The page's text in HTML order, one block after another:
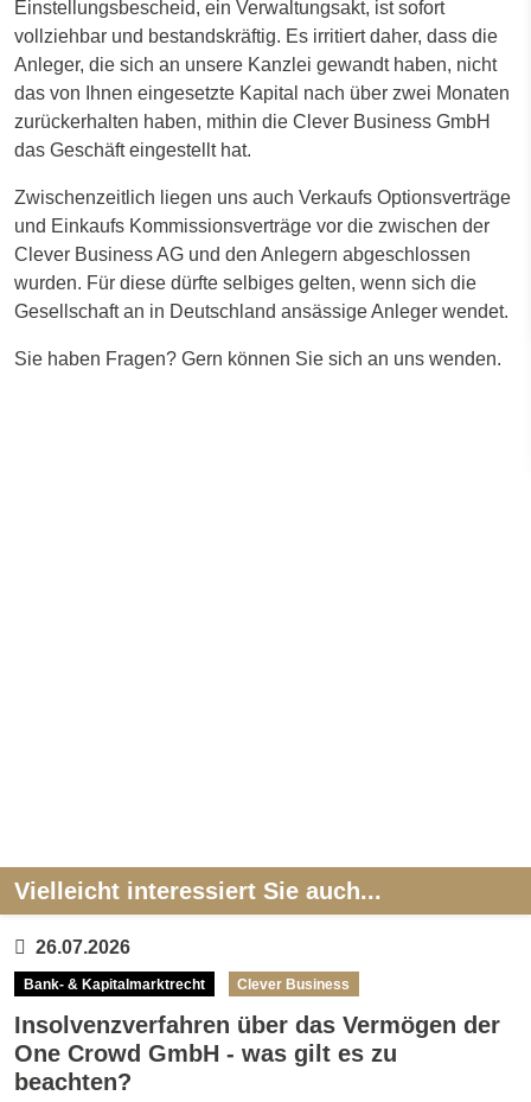
Einstellungsbescheid, ein Verwaltungsakt, ist sofort
vollziehbar und bestandskräftig. Es irritiert daher, dass die
Anleger, die sich an unsere Kanzlei gewandt haben, nicht
das von Ihnen eingesetzte Kapital nach über zwei Monaten
zurückerhalten haben, mithin die Clever Business GmbH
das Geschäft eingestellt hat.
Zwischenzeitlich liegen uns auch Verkaufs Optionsverträge
und Einkaufs Kommissionsverträge vor die zwischen der
Clever Business AG und den Anlegern abgeschlossen
wurden. Für diese dürfte selbiges gelten, wenn sich die
Gesellschaft an in Deutschland ansässige Anleger wendet.
Sie haben Fragen? Gern können Sie sich an uns wenden.
Vielleicht interessiert Sie auch...
26.07.2026
Bank- & Kapitalmarktrecht Clever Business
Insolvenzverfahren über das Vermögen der
One Crowd GmbH - was gilt es zu
beachten?